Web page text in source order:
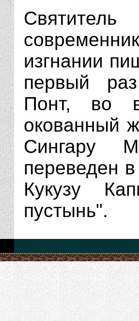
изгнании
первый
Понт, во
окованный
Сингару
переведен
Кукузу
пустынь".